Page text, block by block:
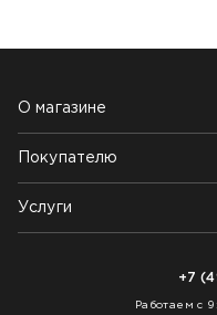
О магазине
Почему выбирают нас
Контакты
Блог
Покупателю
Возврат товара
Как заказать
Услуги
+7
Работаем с